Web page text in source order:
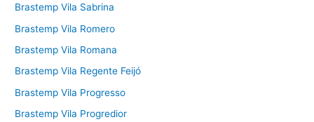
Brastemp Vila Sabrina
Brastemp Vila Romero
Brastemp Vila Romana
Brastemp Vila Regente Feijó
Brastemp Vila Progresso
Brastemp Vila Progredior